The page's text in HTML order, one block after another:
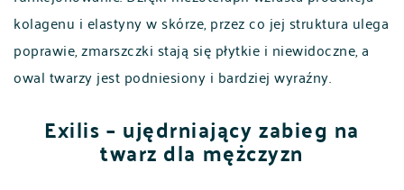
kolagenu i elastyny w skórze, przez co jej struktura ulega
poprawie, zmarszczki stają się płytkie i niewidoczne, a
owal twarzy jest podniesiony i bardziej wyraźny.
Exilis – ujędrniający zabieg na
twarz dla mężczyzn